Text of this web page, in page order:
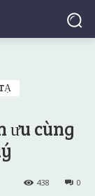
ưu cùng
0
438